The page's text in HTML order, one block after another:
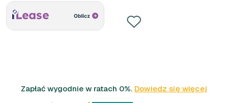
Zapłać wygodnie w ratach 0%. Dowiedz się więcej